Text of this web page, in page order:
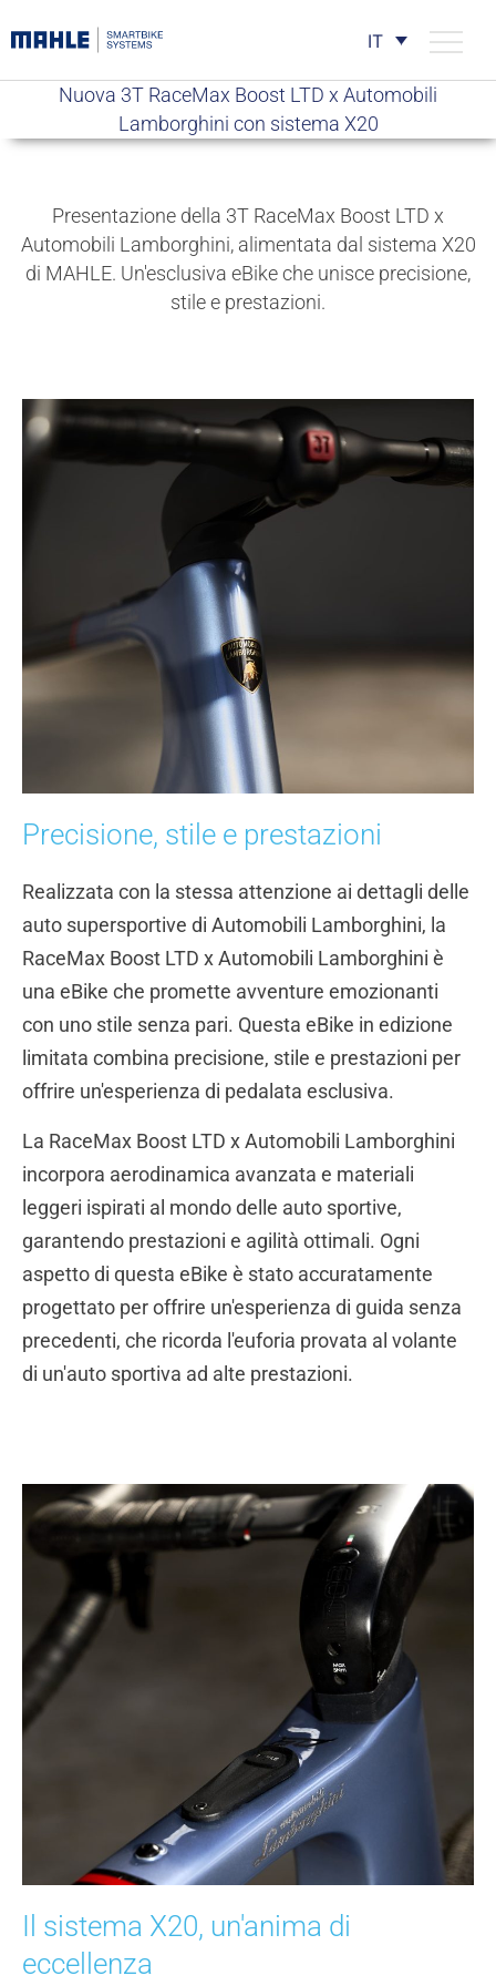
IT
Nuova 3T RaceMax Boost LTD x Automobili
Lamborghini con sistema X20
Presentazione della 3T RaceMax Boost LTD x
Automobili Lamborghini,alimentata dal sistema X20
di MAHLE. Un'esclusiva eBike che unisce precisione,
stile e prestazioni.
Precisione, stile e prestazioni
Realizzata con la stessa attenzione ai dettagli delle
auto supersportive di Automobili Lamborghini, la
RaceMax Boost LTD x Automobili Lamborghini è
una eBike che promette avventure emozionanti
con uno stile senza pari. Questa eBike in edizione
limitata combina precisione, stile e prestazioni per
offrire un'esperienza di pedalata esclusiva.
La RaceMax Boost LTD x Automobili Lamborghini
incorpora aerodinamica avanzata e materiali
leggeri ispirati al mondo delle auto sportive,
garantendo prestazioni e agilità ottimali. Ogni
aspetto di questa eBike è stato accuratamente
progettato per offrire un'esperienza di guida senza
precedenti, che ricorda l'euforia provata al volante
di un'auto sportiva ad alte prestazioni.
Il sistema X20, un'anima di
eccellenza